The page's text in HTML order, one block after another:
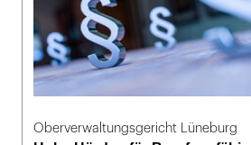
Oberverwaltungsgericht Lüneburg